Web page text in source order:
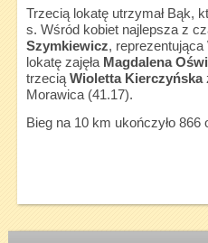
Trzecią lokatę utrzymał Bąk,
s. Wśród kobiet najlepsza z
Szymkiewicz,
lokatę zajęła Magdalena
trzecią Wioletta Kierczyńska
Morawica (41.17).
Bieg na 10 km ukończyło 866